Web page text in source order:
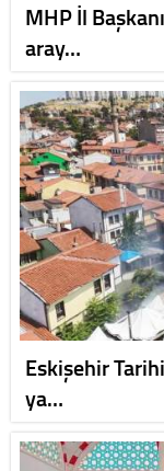
MHP İl
aray…
Eskişehir
ya…